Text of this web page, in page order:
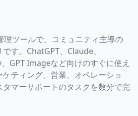
理ツールで、コミュニティ主導の
す。ChatGPT、Claude、
GPT Imageなど向けのすぐに使え
ティング、営業、オペレーショ
マーサポートのタスクを数分で完